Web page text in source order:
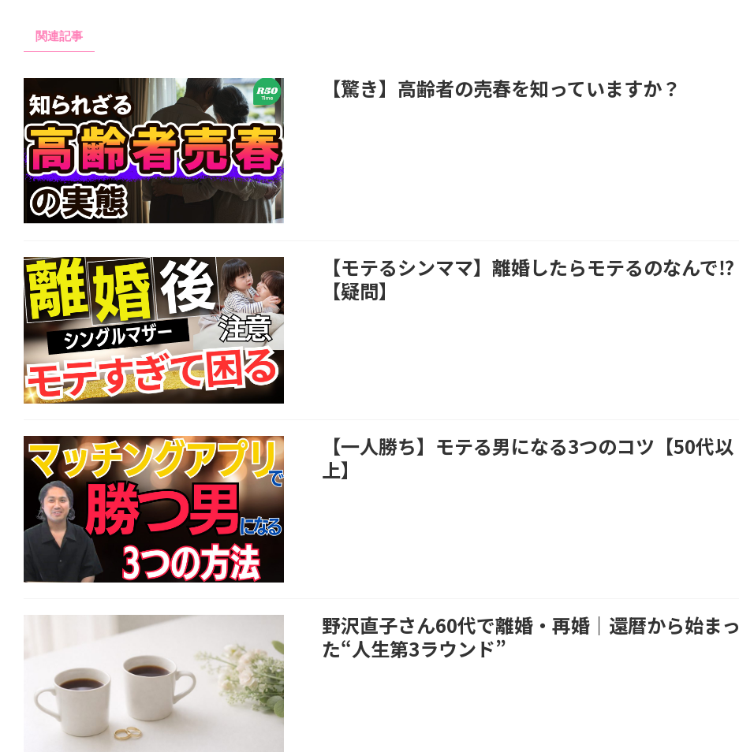
関連記事
【驚き】高齢者の売春を知っていますか？
【モテるシンママ】離婚したらモテるのなんで⁉︎
【疑問】
【一人勝ち】モテる男になる3つのコツ【50代以
上】
野沢直子さん60代で離婚・再婚｜還暦から始まっ
た“人生第3ラウンド”